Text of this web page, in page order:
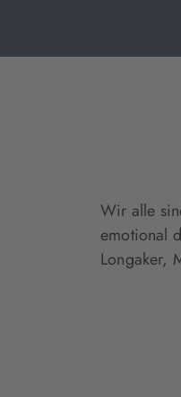
Wir alle
emotional
Longaker,